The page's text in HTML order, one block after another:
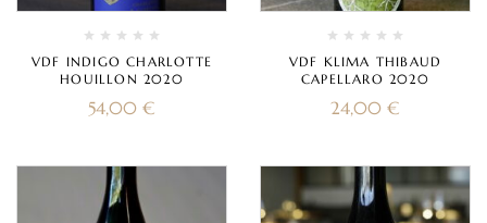
VDF INDIGO CHARLOTTE
HOUILLON 2020
54,00 €
VDF KLIMA THIBAUD
CAPELLARO 2020
24,00 €